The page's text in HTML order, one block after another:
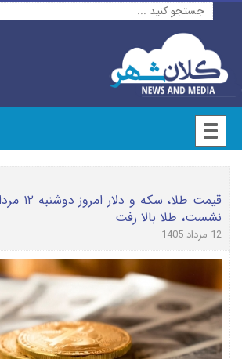
نشست، طلا بالا رفت
12 مرداد 1405